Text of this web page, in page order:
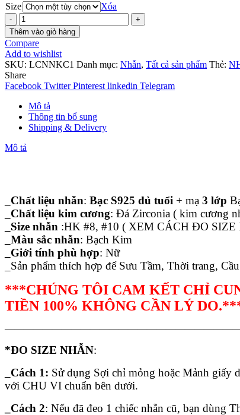
Size
Xóa
Nhẫn
bạc
S925
nữ
Kim
cương
Bạch
Kim
số
lượng
Thêm vào giỏ hàng
Compare
Add to wishlist
SKU: LCNNKC1 Danh mục: Nhẫn, Tất cả sản phẩm Thẻ:
Share
Facebook Twitter Pinterest linkedin Telegram
Mô tả
Thông tin bổ sung
Shipping & Delivery
Mô tả
_Chất liệu nhẫn: Bạc S925 đủ tuổi + mạ 3 lớp
_Chất liệu kim cương: Đá Zirconia ( kim cương
_Size nhẫn :HK #8, #10 ( XEM CÁCH ĐO
_Màu sắc nhẫn: Bạch Kim
_Giới tính phù hợp: Nữ
_Sản phẩm thích hợp để Sưu Tầm, Thời trang,
***CHÚNG TÔI CAM KẾT CHỈ
TIỀN 100% KHÔNG CẦN LÝ
*ĐO SIZE NHẪN:
_Cách 1: Sử dụng Sợi chỉ mỏng hoặc Mảnh giấy
với CHU VI chuẩn bên dưới.
_Cách 2: Nếu đã đeo 1 chiếc nhẫn cũ, bạn dùng